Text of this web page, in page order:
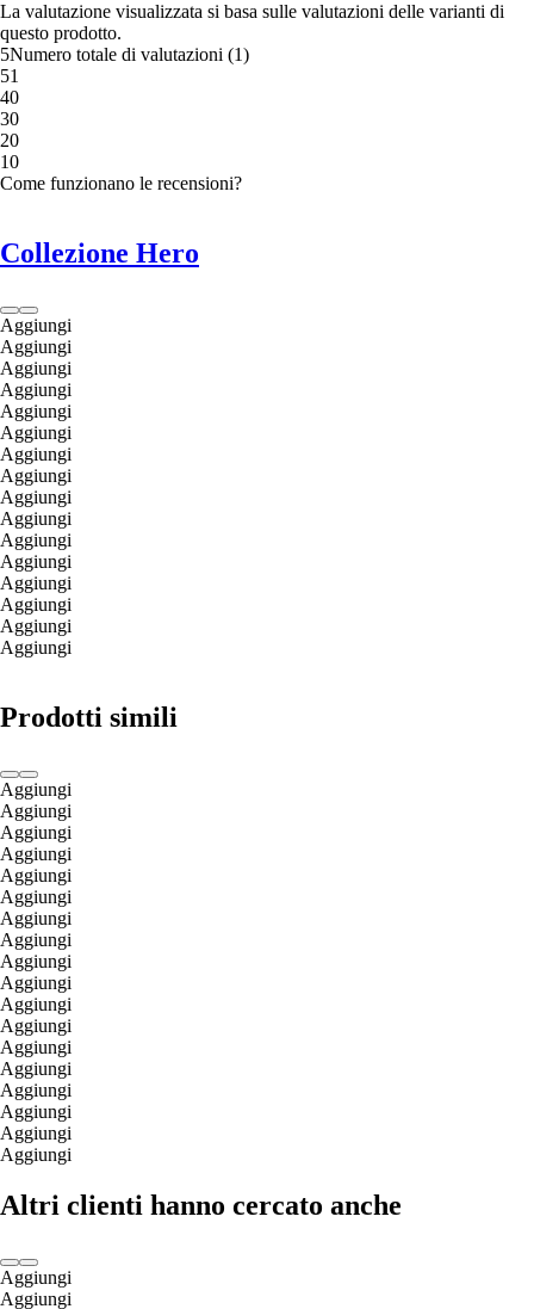
La valutazione visualizzata si basa sulle valutazioni delle varianti di
questo prodotto.
5Numero totale di valutazioni (1)
51
40
30
20
10
Come funzionano le recensioni?
Collezione Hero
Aggiungi
Aggiungi
Aggiungi
Aggiungi
Aggiungi
Aggiungi
Aggiungi
Aggiungi
Aggiungi
Aggiungi
Aggiungi
Aggiungi
Aggiungi
Aggiungi
Aggiungi
Aggiungi
Prodotti simili
Aggiungi
Aggiungi
Aggiungi
Aggiungi
Aggiungi
Aggiungi
Aggiungi
Aggiungi
Aggiungi
Aggiungi
Aggiungi
Aggiungi
Aggiungi
Aggiungi
Aggiungi
Aggiungi
Aggiungi
Aggiungi
Altri clienti hanno cercato anche
Aggiungi
Aggiungi